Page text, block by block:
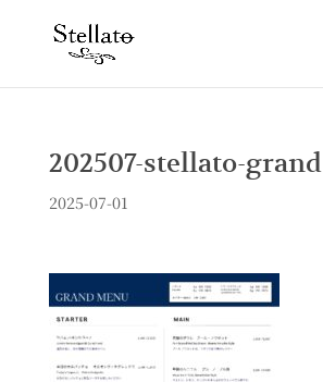
202507-stellato-grand
2025-07-01